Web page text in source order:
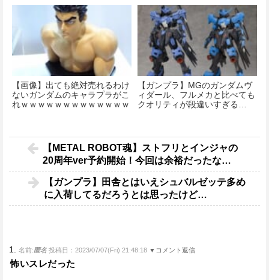
【画像】出ても絶対売れるわけ
ないガンダムのキャラプラがこ
れｗｗｗｗｗｗｗｗｗｗｗｗｗ
【ガンプラ】MGのガンダムヴ
ィダール、フルメカと比べても
クオリティが段違いすぎる…
【METAL ROBOT魂】ストフリとインジャの
20周年ver予約開始！今回は余裕だったな…
【ガンプラ】田舎とはいえシュバルゼッテ多め
に入荷してるだろうとは思ったけど…
1. 名前:匿名 投稿日：2023/07/07(Fri) 21:48:18 ▼コメント返信
怖いスレだった